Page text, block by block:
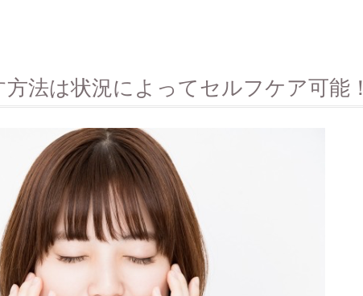
法は状況によってセルフケア可能！